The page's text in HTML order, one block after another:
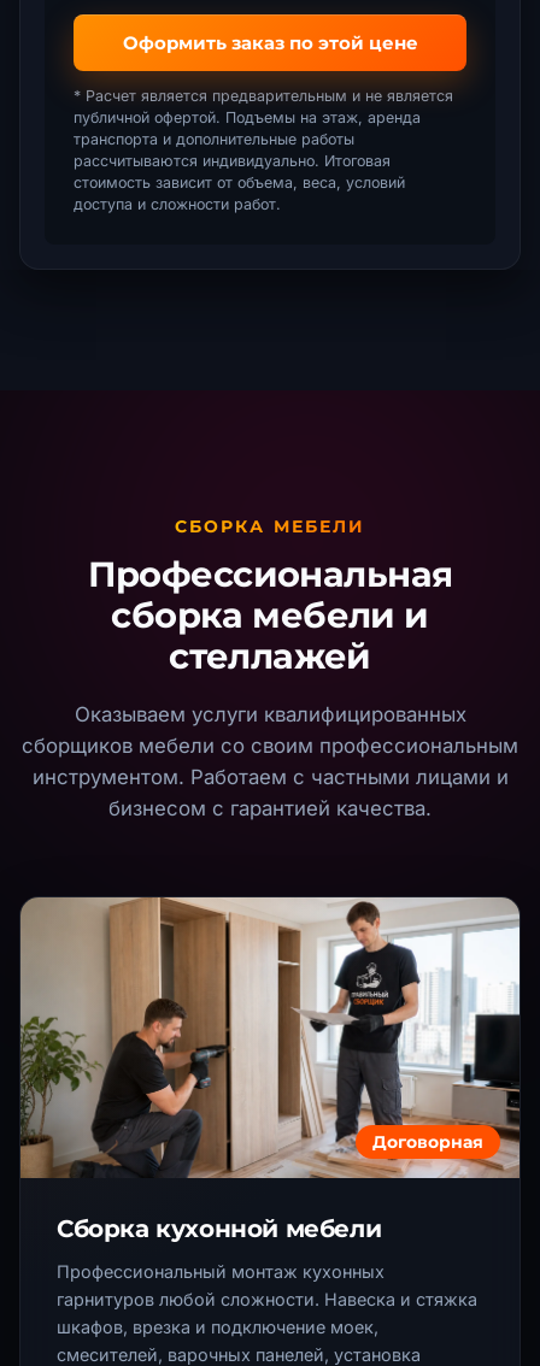
Оформить заказ по этой цене
* Расчет является предварительным и не является
публичной офертой. Подъемы на этаж, аренда
транспорта и дополнительные работы
рассчитываются индивидуально. Итоговая
стоимость зависит от объема, веса, условий
доступа и сложности работ.
СБОРКА МЕБЕЛИ
Профессиональная
сборка мебели и
стеллажей
Оказываем услуги квалифицированных
сборщиков мебели со своим профессиональным
инструментом. Работаем с частными лицами и
бизнесом с гарантией качества.
Договорная
Сборка кухонной мебели
Профессиональный монтаж кухонных
гарнитуров любой сложности. Навеска и стяжка
шкафов, врезка и подключение моек,
смесителей, варочных панелей, установка